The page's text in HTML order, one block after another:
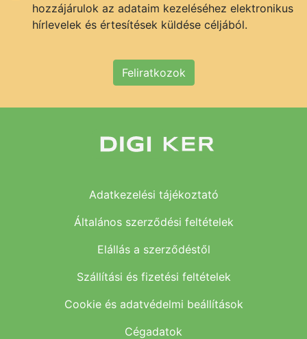
hozzájárulok az adataim kezeléséhez elektronikus
hírlevelek és értesítések küldése céljából.
Feliratkozok
Adatkezelési tájékoztató
Általános szerződési feltételek
Elállás a szerződéstől
Szállítási és fizetési feltételek
Cookie és adatvédelmi beállítások
Cégadatok